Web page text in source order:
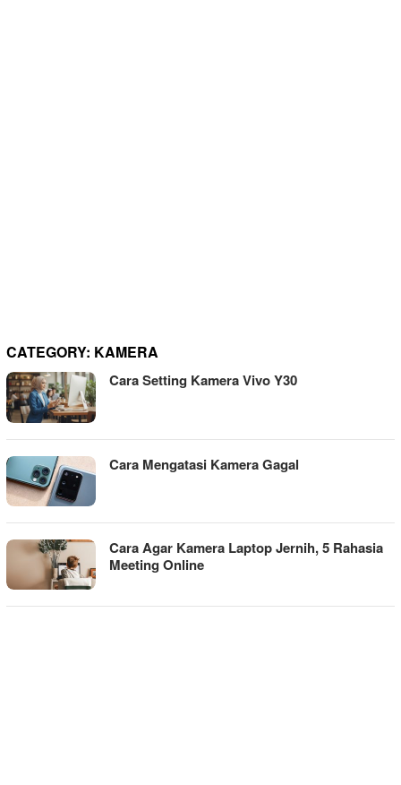
CATEGORY: KAMERA
Cara Setting Kamera Vivo Y30
Cara Mengatasi Kamera Gagal
Cara Agar Kamera Laptop Jernih, 5 Rahasia
Meeting Online